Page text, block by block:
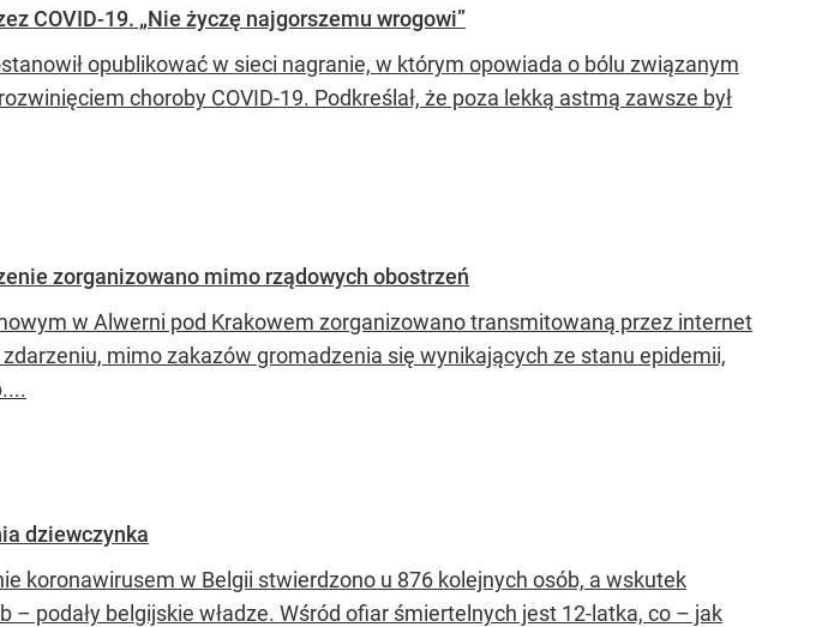
COVID-19. „Nie życzę najgorszemu wrogowi”
opublikować w sieci nagranie, w którym opowiada o bólu związanym
choroby COVID-19. Podkreślał, że poza lekką astmą zawsze był
zorganizowano mimo rządowych obostrzeń
w Alwerni pod Krakowem zorganizowano transmitowaną przez internet
mimo zakazów gromadzenia się wynikających ze stanu epidemii,
dziewczynka
koronawirusem w Belgii stwierdzono u 876 kolejnych osób, a wskutek
– podały belgijskie władze. Wśród ofiar śmiertelnych jest 12-latka, co – jak